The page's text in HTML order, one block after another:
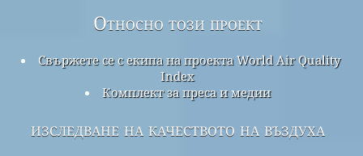
Относно този проект
Свържете се с екипа на проекта World Air Quality
Index
Комплект за преса и медии
изследване на качеството на въздуха